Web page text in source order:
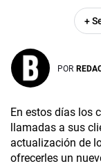
+
POR
En estos días los
llamadas a sus
actualización de
ofrecerles un